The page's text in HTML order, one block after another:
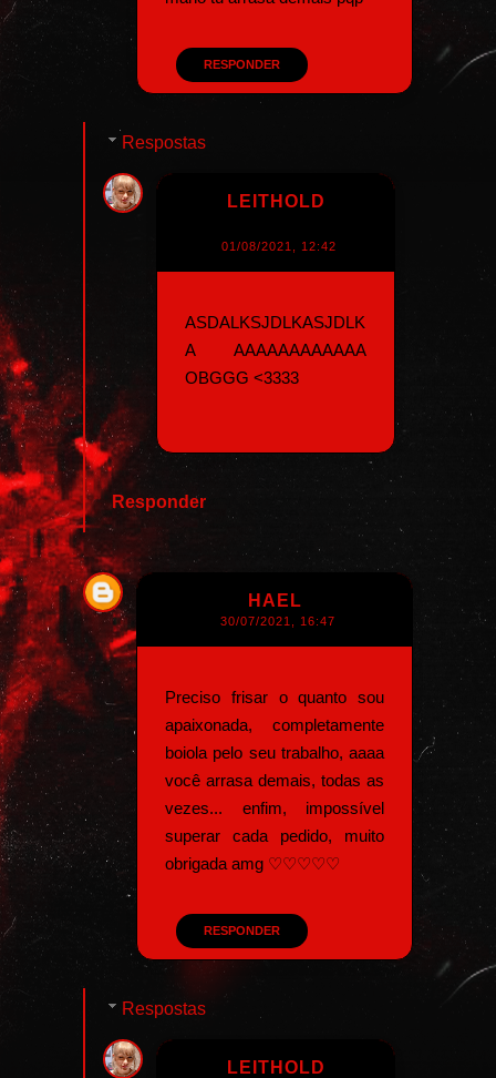
RESPONDER
Respostas
LEITHOLD
01/08/2021, 12:42
ASDALKSJDLKASJDLK
A AAAAAAAAAAAA
OBGGG <3333
Responder
HAEL
30/07/2021, 16:47
Preciso frisar o quanto sou
apaixonada, completamente
boiola pelo seu trabalho, aaaa
você arrasa demais, todas as
vezes... enfim, impossível
superar cada pedido, muito
obrigada amg ♡♡♡♡♡
RESPONDER
Respostas
LEITHOLD